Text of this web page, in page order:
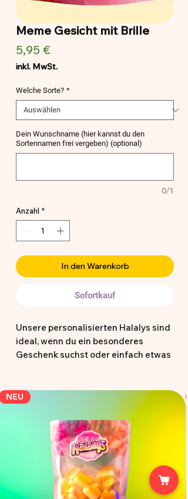
Meme Gesicht mit Brille
5,95 €Preis
inkl. MwSt.
Welche Sorte? *
Dein Wunschname (hier kannst du den
Sortennamen frei vergeben) (optional)
0/1
Anzahl *
In den Warenkorb
Sofortkauf
Unsere personalisierten Halalys sind
ideal, wenn du ein besonderes
Geschenk suchst oder einfach etwas
Inspiration und können direkt so
bestellt oder als Grundlage für deine
eigene Idee genutzt werden.
Hochwertig, halal zertifiziert und mit
Liebe gestaltet perfekt für kleine und
große Momente 🍭✨
NEU